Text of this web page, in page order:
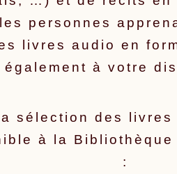
personnes
livres audio en
également à votre
sélection des
à la Bibliothèque
: